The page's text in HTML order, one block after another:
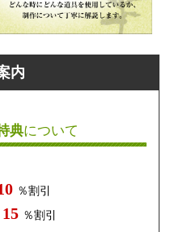
内
典について
％割引
15 ％割引